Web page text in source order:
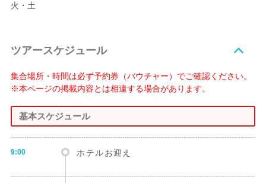
火・土
ツアースケジュール
集合場所・時間は必ず予約券（バウチャー）でご確認ください。
※本ページの掲載内容とは相違する場合があります。
基本スケジュール
9:00 ホテルお迎え